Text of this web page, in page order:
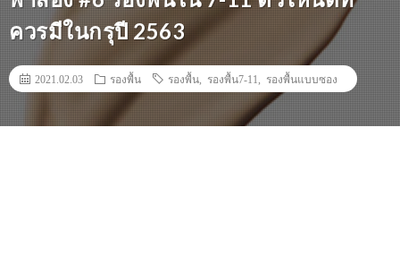
ควรมีในกรุปี 2563
2021.02.03 รองพื้น รองพื้น รองพื้น7-11 รองพื้นแบบซอง